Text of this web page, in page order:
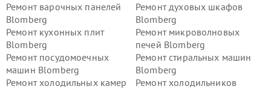
Ремонт варочных панелей
Blomberg
Ремонт духовых шкафов
Blomberg
Ремонт кухонных плит
Blomberg
Ремонт микроволновых
печей Blomberg
Ремонт посудомоечных
машин Blomberg
Ремонт стиральных машин
Blomberg
Ремонт холодильных камер
Ремонт холодильников